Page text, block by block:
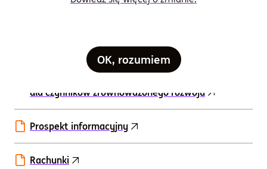
Oświadczenie dotyczące głównych
dla czynników zrównoważonego rozwoju
Prospekt informacyjny
Rachunki
OK, rozumiem